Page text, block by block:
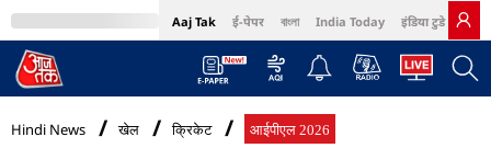
Aaj Tak ई-पेपर বাংলা India Today इंडिया टुडे हिंदी
MumbaiTak Cosmopolitan Harper's Bazaar Northeast
Hindi News खेल क्रिकेट आईपीएल 2026